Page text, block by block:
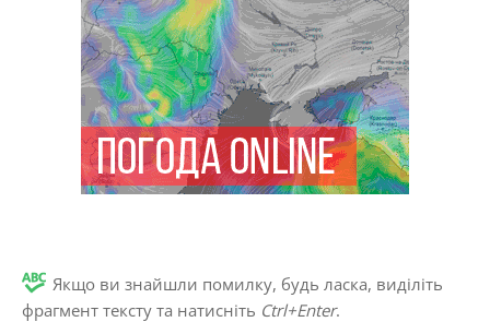
Якщо ви знайшли помилку, будь ласка, виділіть
фрагмент тексту та натисніть Ctrl+Enter.